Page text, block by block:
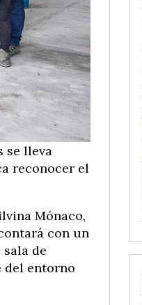
se lleva
reconocer el
Mónaco,
con un
de
del entorno